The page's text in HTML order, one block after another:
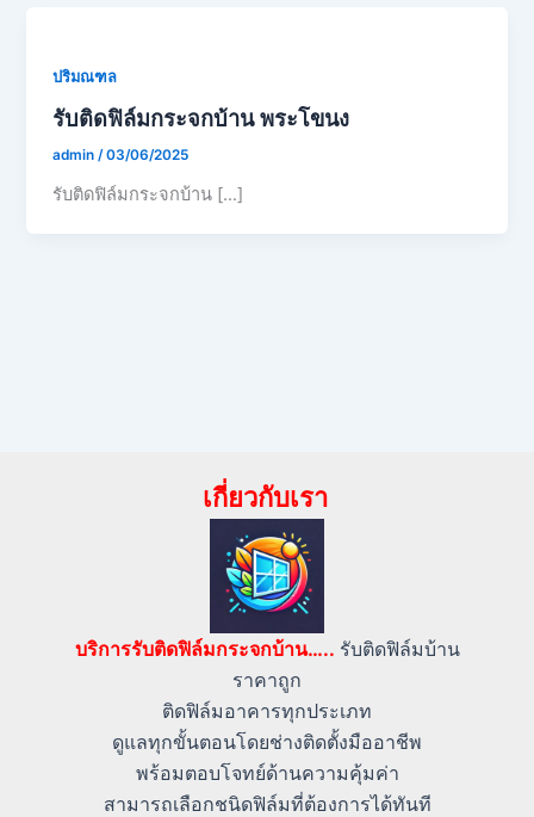
ปริมณฑล
รับติดฟิล์มกระจกบ้าน พระโขนง
admin /03/06/2025
รับติดฟิล์มกระจกบ้าน […]
เกี่ยวกับเรา
บริการรับติดฟิล์มกระจกบ้าน….. รับติดฟิล์มบ้าน
ราคาถูก
ติดฟิล์มอาคารทุกประเภท
ดูแลทุกขั้นตอนโดยช่างติดตั้งมืออาชีพ
พร้อมตอบโจทย์ด้านความคุ้มค่า
สามารถเลือกชนิดฟิล์มที่ต้องการได้ทันที